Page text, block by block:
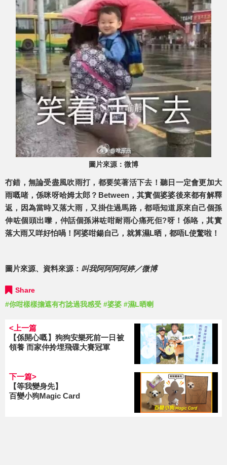
圖片來源：微博
冇錯，無論受盡風吹雨打，都要笑著活下去！聽日一定會更加大
雨嘅啫，係咪呀哈姆太郎？Between，其實個婆婆後來都有解釋
返，因為當時又落大雨，又掛住過馬路，都唔知道原來自己個孫
伸咗個頭出嚟，仲話個孫淋咗咁耐雨心痛死佢?呀！係咯，其實
落大雨又咩好怕喎！阿婆咁鍚自己，就算濕L晒，都唔L使驚啦！
圖片來源、資料來源： 叫我阿阿阿阿婷／微博
Share
#你咁樣樣擔遮有冇諗過我感受 #婆婆 #濕L晒喇
<上一篇
【係開心嘅】狗狗安樂死前一日被
領養 而家仲拎埋飛碟大賽冠軍
下一篇>
【等我變身先】
百變小狗Magic Card